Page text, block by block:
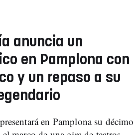
anuncia un
en Pamplona con
y un repaso a su
en Pamplona su décimo